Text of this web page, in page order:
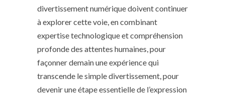
divertissement numérique doivent continuer
à explorer cette voie, en combinant
expertise technologique et compréhension
profonde des attentes humaines, pour
façonner demain une expérience qui
transcende le simple divertissement, pour
devenir une étape essentielle de l’expression